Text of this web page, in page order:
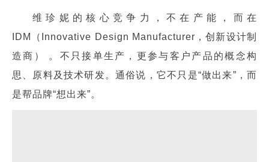
维珍妮的核心竞争力，不在产能，而在
IDM（Innovative Design Manufacturer，创新设计制
造商） 。不只接单生产，更参与客户产品的概念构
思、原料及技术研发。通俗说，它不只是“做出来”，而
是帮品牌“想出来”。